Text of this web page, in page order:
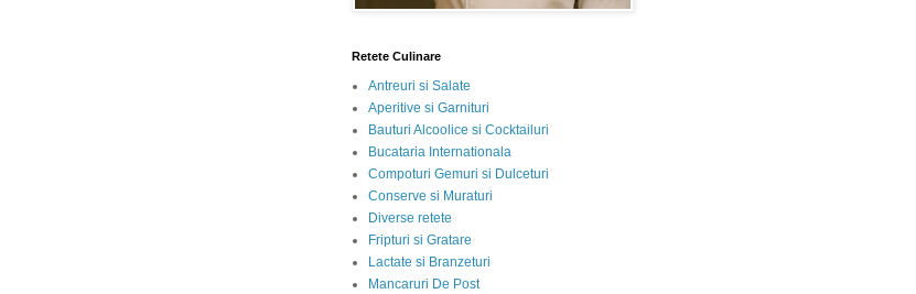
Retete Culinare
Antreuri si Salate
Aperitive si Garnituri
Bauturi Alcoolice si Cocktailuri
Bucataria Internationala
Compoturi Gemuri si Dulceturi
Conserve si Muraturi
Diverse retete
Fripturi si Gratare
Lactate si Branzeturi
Mancaruri De Post